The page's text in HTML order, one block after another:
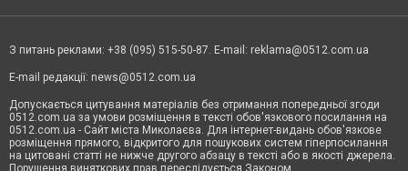
З питань реклами: +38 (095) 515-50-87. E-mail: reklama@0512.com.ua
E-mail редакції: news@0512.com.ua
Допускається цитування матеріалів без отримання попередньої згоди
0512.com.ua за умови розміщення в тексті обов'язкового посилання на
0512.com.ua - Сайт міста Миколаєва. Для інтернет-видань обов'язкове
розміщення прямого, відкритого для пошукових систем гіперпосилання
на цитовані статті не нижче другого абзацу в тексті або в якості джерела.
Порушення виняткових прав переслідується Законом.